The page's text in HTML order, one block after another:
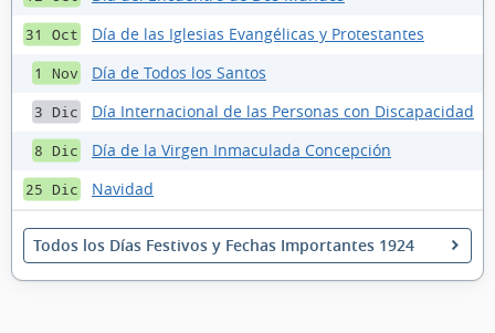
31 Oct Día de las Iglesias Evangélicas y Protestantes
1 Nov Día de Todos los Santos
3 Dic Día Internacional de las Personas con Discapacidad
8 Dic Día de la Virgen Inmaculada Concepción
25 Dic Navidad
Todos los Días Festivos y Fechas Importantes 1924